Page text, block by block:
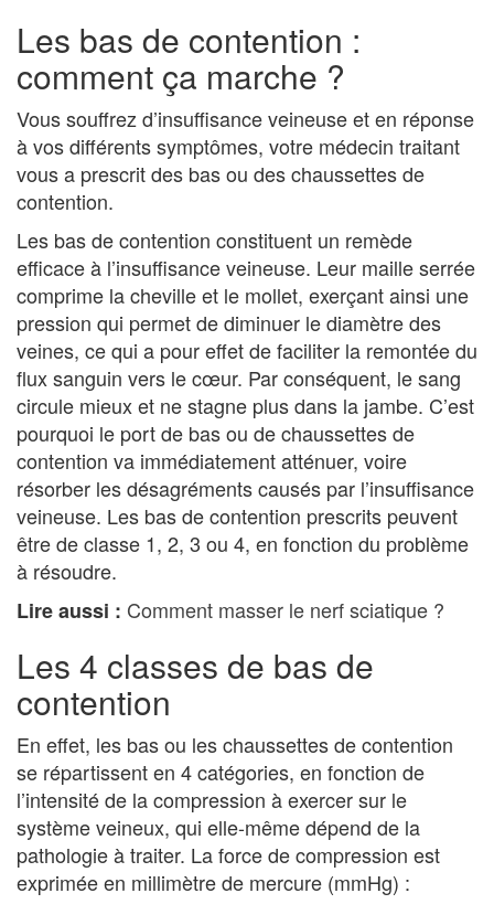
Les bas de contention :
comment ça marche ?
Vous souffrez d’insuffisance veineuse et en réponse
à vos différents symptômes, votre médecin traitant
vous a prescrit des bas ou des chaussettes de
contention.
Les bas de contention constituent un remède
efficace à l’insuffisance veineuse. Leur maille serrée
comprime la cheville et le mollet, exerçant ainsi une
pression qui permet de diminuer le diamètre des
veines, ce qui a pour effet de faciliter la remontée du
flux sanguin vers le cœur. Par conséquent, le sang
circule mieux et ne stagne plus dans la jambe. C’est
pourquoi le port de bas ou de chaussettes de
contention va immédiatement atténuer, voire
résorber les désagréments causés par l’insuffisance
veineuse. Les bas de contention prescrits peuvent
être de classe 1, 2, 3 ou 4, en fonction du problème
à résoudre.
Lire aussi : Comment masser le nerf sciatique ?
Les 4 classes de bas de
contention
En effet, les bas ou les chaussettes de contention
se répartissent en 4 catégories, en fonction de
l’intensité de la compression à exercer sur le
système veineux, qui elle-même dépend de la
pathologie à traiter. La force de compression est
exprimée en millimètre de mercure (mmHg) :